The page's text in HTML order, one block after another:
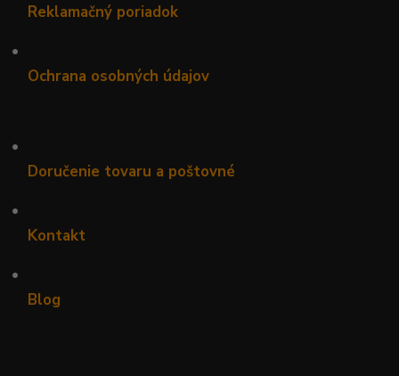
Reklamačný poriadok
•
Ochrana osobných údajov
•
Doručenie tovaru a poštovné
•
Kontakt
•
Blog